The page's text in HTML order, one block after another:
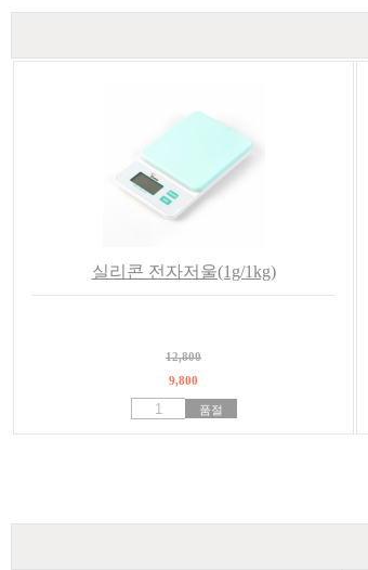
실리콘 전자저울(1g/1kg)
12,800
9,800
품절